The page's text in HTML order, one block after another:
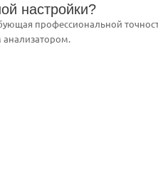
настройки?
профессиональной
анализатором.